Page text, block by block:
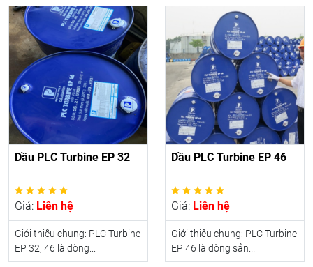
Dầu PLC Turbine EP 32
Giá: Liên hệ
Giới thiệu chung: PLC Turbine
EP 32, 46 là dòng...
Dầu PLC Turbine EP 46
Giá: Liên hệ
Giới thiệu chung: PLC Turbine
EP 46 là dòng sản...